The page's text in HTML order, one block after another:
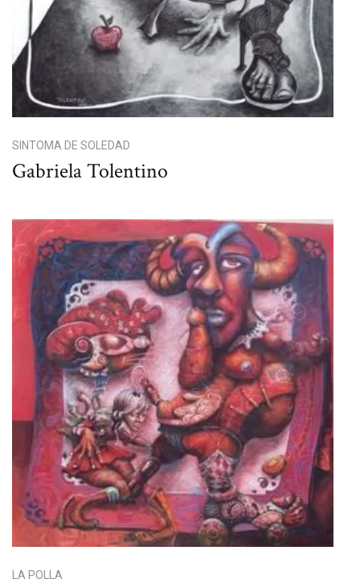
SINTOMA DE SOLEDAD
Gabriela Tolentino
LA POLLA